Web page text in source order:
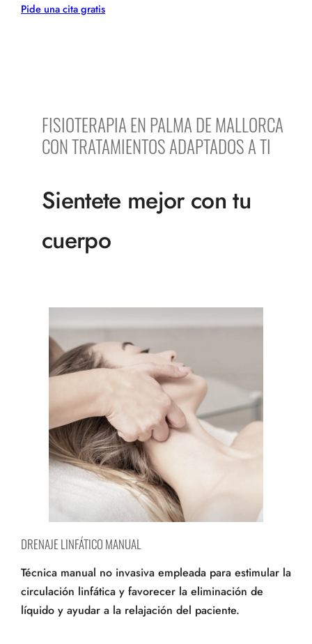
Pide una cita gratis
FISIOTERAPIA EN PALMA DE MALLORCA
CON TRATAMIENTOS ADAPTADOS A TI
Sientete mejor con tu
cuerpo
DRENAJE LINFÁTICO MANUAL
Técnica manual no invasiva empleada para estimular la
circulación linfática y favorecer la eliminación de
líquido y ayudar a la relajación del paciente.